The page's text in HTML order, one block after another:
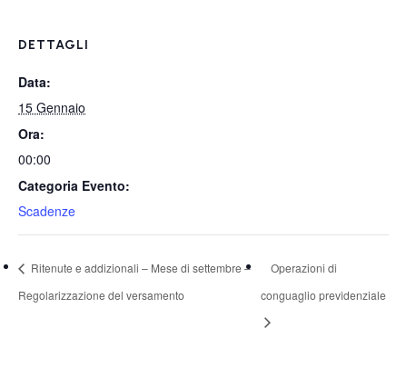
DETTAGLI
Data:
15 Gennaio
Ora:
00:00
Categoria Evento:
Scadenze
Ritenute e addizionali – Mese di settembre –
Regolarizzazione del versamento
Operazioni di
conguaglio previdenziale